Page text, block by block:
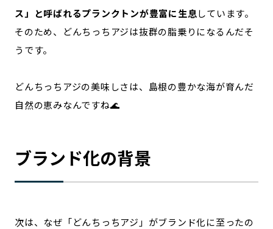
ス」と呼ばれるプランクトンが豊富に生息しています。
そのため、どんちっちアジは抜群の脂乗りになるんだそ
うです。
どんちっちアジの美味しさは、島根の豊かな海が育んだ
自然の恵みなんですね🌊
ブランド化の背景
次は、なぜ「どんちっちアジ」がブランド化に至ったの